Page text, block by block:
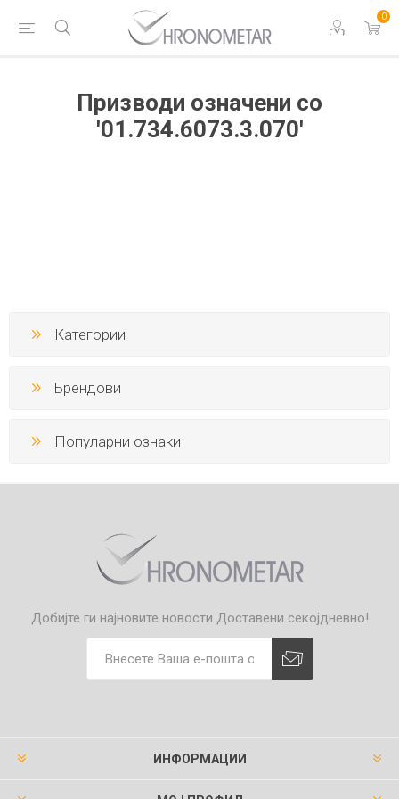
0
Призводи означени со
'01.734.6073.3.070'
Категории
Брендови
Популарни ознаки
Добијте ги најновите новости Доставени секојдневно!
ИНФОРМАЦИИ